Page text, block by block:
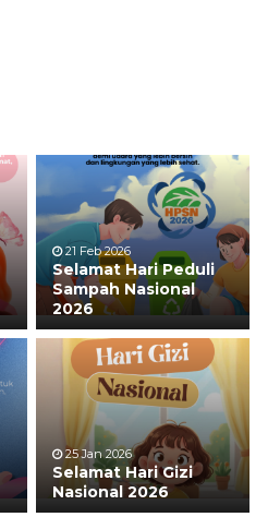
21 Feb 2026
Selamat Hari Peduli
Sampah Nasional
2026
25 Jan 2026
Selamat Hari Gizi
Nasional 2026